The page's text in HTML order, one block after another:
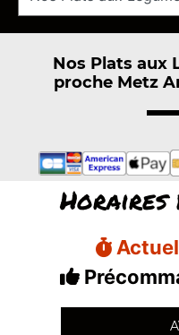
Nos Plats aux
proche Metz
Horaires